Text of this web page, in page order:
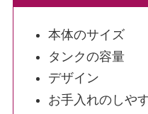
本体のサイズ
タンクの容量
デザイン
お手入れのしや